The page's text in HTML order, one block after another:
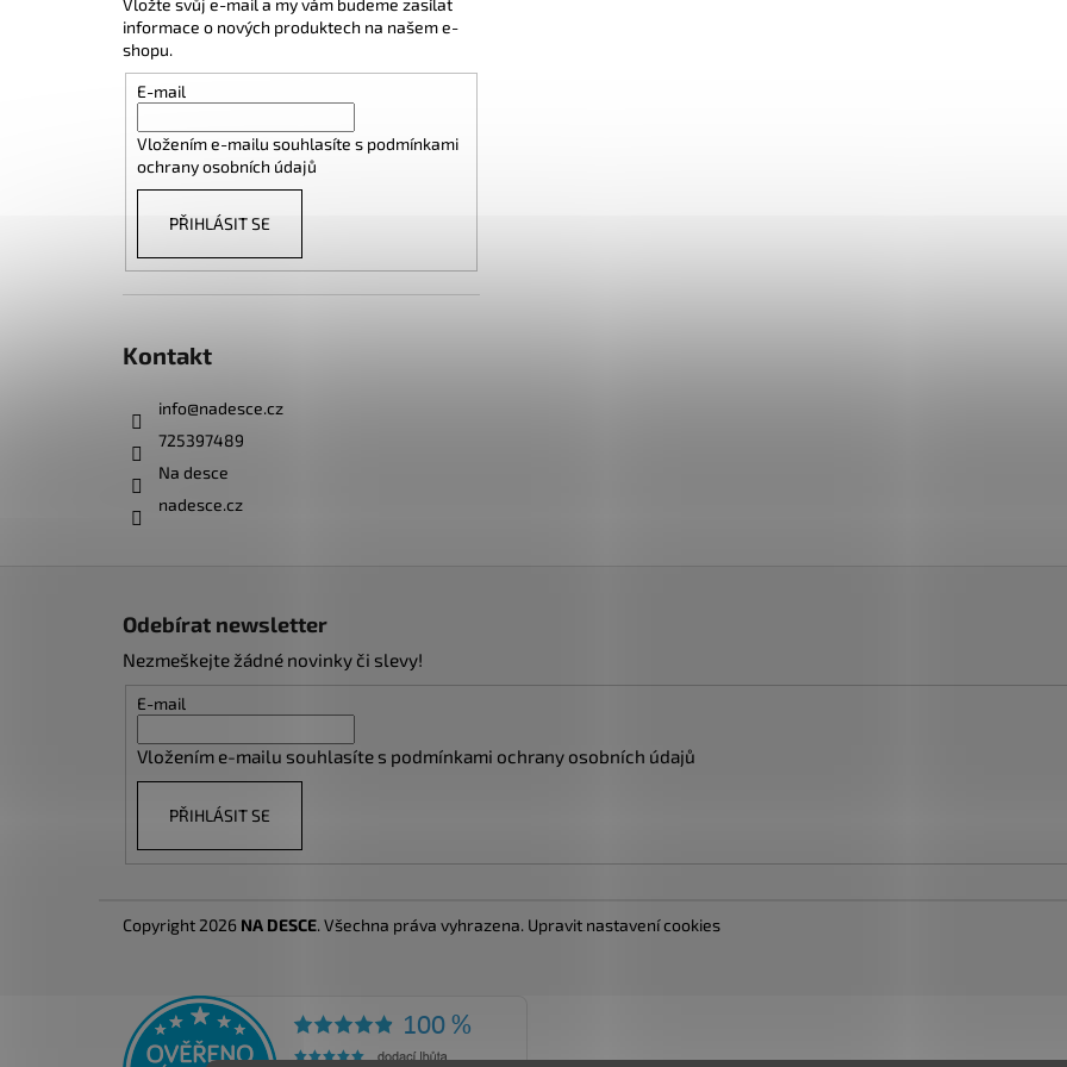
Vložte svůj e-mail a my vám budeme zasílat
informace o nových produktech na našem e-
shopu.
E-mail
Vložením e-mailu souhlasíte s podmínkami
ochrany osobních údajů
PŘIHLÁSIT SE
Kontakt
info@nadesce.cz
725397489
Na desce
nadesce.cz
Odebírat newsletter
Nezmeškejte žádné novinky či slevy!
E-mail
Vložením e-mailu souhlasíte s podmínkami ochrany osobních údajů
PŘIHLÁSIT SE
Copyright 2026 NA DESCE. Všechna práva vyhrazena. Upravit nastavení cookies